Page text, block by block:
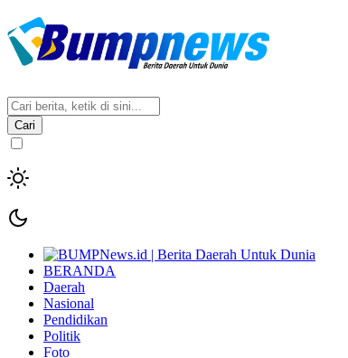
Cari
BERANDA
Daerah
Nasional
Pendidikan
Politik
Foto